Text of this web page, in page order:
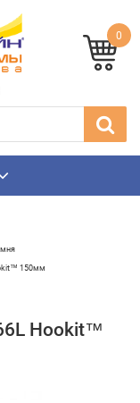
0
150мм
Hookit™